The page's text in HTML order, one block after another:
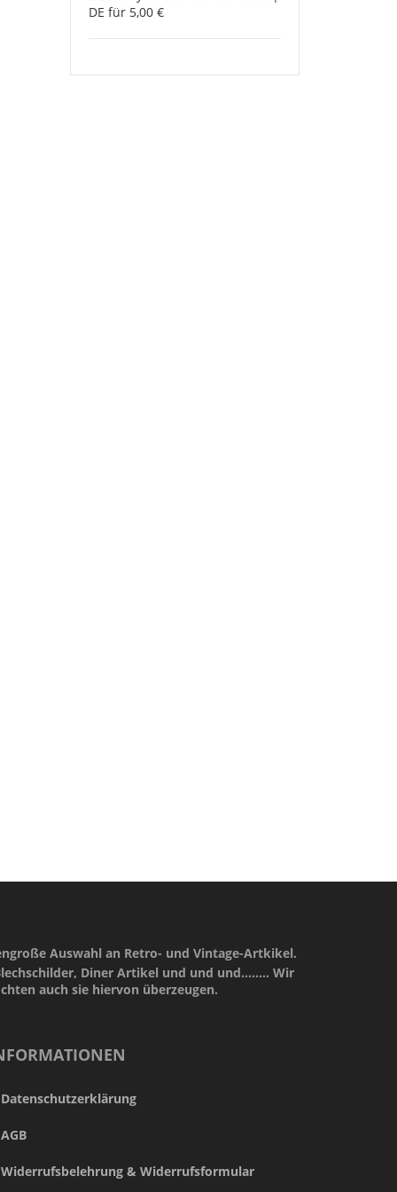
DE für 5,00 €
Auswahl an Retro- und Vintage-Artkikel.
Diner Artikel und und und........ Wir
auch sie hiervon überzeugen.
Datenschutzerklärung
AGB
Widerrufsbelehrung & Widerrufsformular